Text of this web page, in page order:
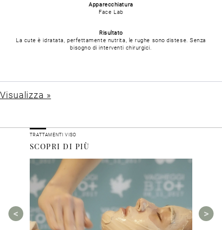
Apparecchiatura
Face Lab
Risultato
La cute è idratata, perfettamente nutrita, le rughe sono distese. Senza
bisogno di interventi chirurgici.
Visualizza »
TRATTAMENTI VISO
SCOPRI DI PIÙ